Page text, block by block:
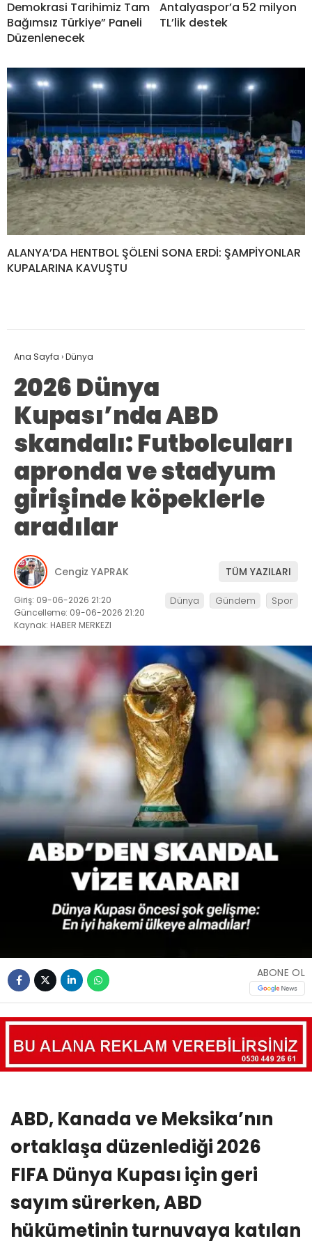
Demokrasi Tarihimiz Tam
Bağımsız Türkiye” Paneli
Düzenlenecek
Antalyaspor’a 52 milyon
TL’lik destek
ALANYA’DA HENTBOL ŞÖLENİ SONA ERDİ: ŞAMPİYONLAR
KUPALARINA KAVUŞTU
Ana Sayfa ›Dünya
2026 Dünya
Kupası’nda ABD
skandalı: Futbolcuları
apronda ve stadyum
girişinde köpeklerle
aradılar
Cengiz YAPRAK TÜM YAZILARI
Giriş: 09-06-2026 21:20
Güncelleme: 09-06-2026 21:20
Kaynak: HABER MERKEZI
Dünya Gündem Spor
ABONE OL
ABD, Kanada ve Meksika’nın
ortaklaşa düzenlediği 2026
FIFA Dünya Kupası için geri
sayım sürerken, ABD
hükümetinin turnuvaya katılan